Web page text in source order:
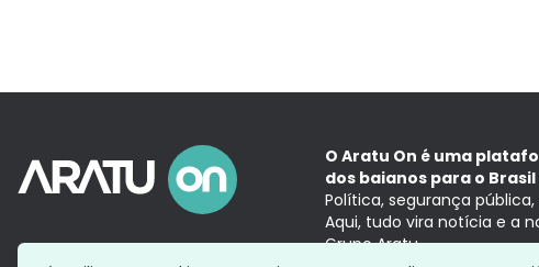
O Aratu On é uma
dos baianos para o
Política, segurança
Aqui, tudo vira notícia e a
Grupo Aratu